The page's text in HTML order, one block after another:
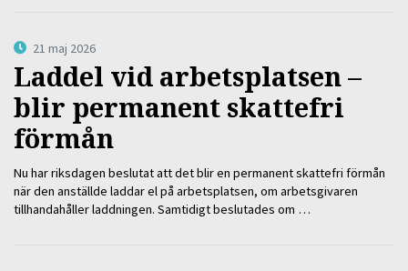
21 maj 2026
Laddel vid arbetsplatsen –
blir permanent skattefri
förmån
Nu har riksdagen beslutat att det blir en permanent skattefri förmån
när den anställde laddar el på arbetsplatsen, om arbetsgivaren
tillhandahåller laddningen. Samtidigt beslutades om …